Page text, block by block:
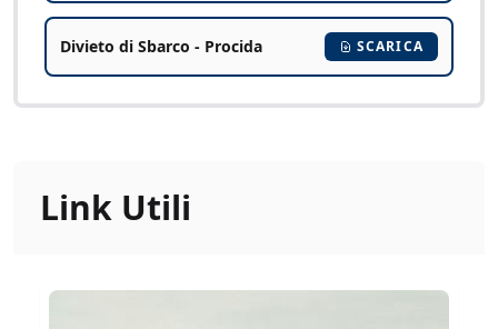
Divieto di Sbarco - Procida SCARICA
Link Utili